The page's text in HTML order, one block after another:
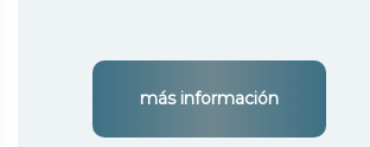
más información